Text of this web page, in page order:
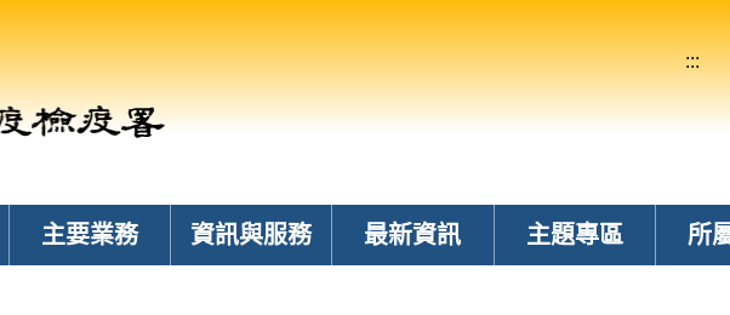
:::
主要業務 資訊與服務 最新資訊 主題專區 所